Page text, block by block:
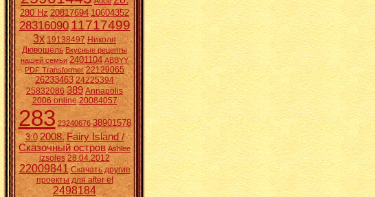
280 Hz 20817694 10604352
2831609011717499
3x 19138497 Николя
Дювошель Вкусные рецепты
нашей семьи 2401104 ABBYY
PDF Transformer 22129065
26233463 24225394
25832086 389 Annapolis
2006 online 20084057
283 23240676 38901578
3:0 2008. Fairy Island /
Сказочный остров Ashlee
izsoles 28.04.2012
22009841 Скачать другие
проекты для after ef
2498184